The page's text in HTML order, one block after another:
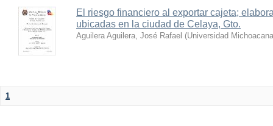
El riesgo financiero al exportar cajeta;
ubicadas en la ciudad de Celaya, Gto.
Aguilera Aguilera, José Rafael (Universidad
1